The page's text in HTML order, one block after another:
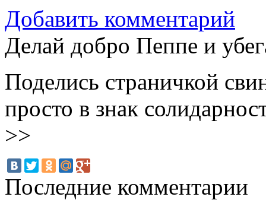
Добавить комментарий
Делай добро Пеппе и
Поделись страничкой
просто в знак
>>
Последние комментарии